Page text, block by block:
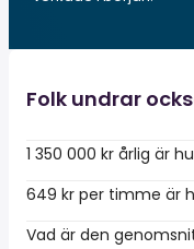
Folk undrar
1 350 000 kr årlig är
649 kr per timme är
Vad är den